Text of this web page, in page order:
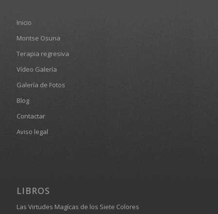
Inicio
Montse Osuna
Terapia regresiva
Vídeo Galería
Galería de Fotos
Blog
Contactar
Aviso legal
LIBROS
Las Virtudes Magícas de los Siete Colores